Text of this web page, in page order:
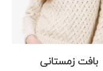
بافت زمستانی